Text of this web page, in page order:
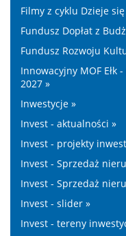
Filmy z cyklu Dzieje się
Fundusz Dopłat z
Fundusz Rozwoju
Innowacyjny MOF Ełk
2027 »
Inwestycje »
Invest - aktualności »
Invest - projekty
Invest - Sprzedaż
Invest - Sprzedaż
Invest - slider »
Invest - tereny